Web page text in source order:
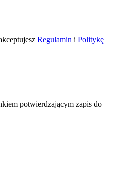
Regulamin i Politykę
potwierdzającym zapis do